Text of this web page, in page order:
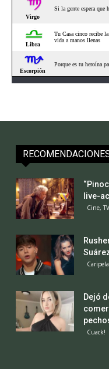
live-
Cine,
Dejó
Cuack!